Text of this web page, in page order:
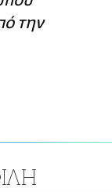
την